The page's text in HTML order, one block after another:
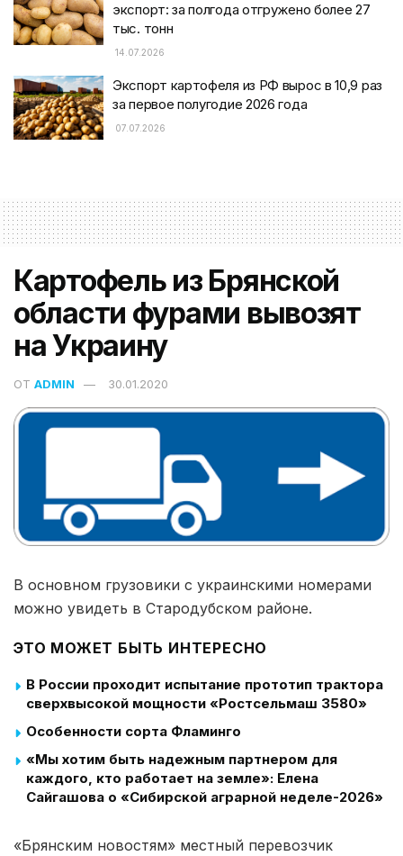
экспорт: за полгода отгружено более 27
тыс. тонн
14.07.2026
Экспорт картофеля из РФ вырос в 10,9 раз
за первое полугодие 2026 года
07.07.2026
Картофель из Брянской
области фурами вывозят
на Украину
ОТ ADMIN 30.01.2020
В основном грузовики с украинскими номерами
можно увидеть в Стародубском районе.
ЭТО МОЖЕТ БЫТЬ ИНТЕРЕСНО
В России проходит испытание прототип трактора
сверхвысокой мощности «Ростсельмаш 3580»
Особенности сорта Фламинго
«Мы хотим быть надежным партнером для
каждого, кто работает на земле»: Елена
Сайгашова о «Сибирской аграрной неделе-2026»
«Брянским новостям» местный перевозчик